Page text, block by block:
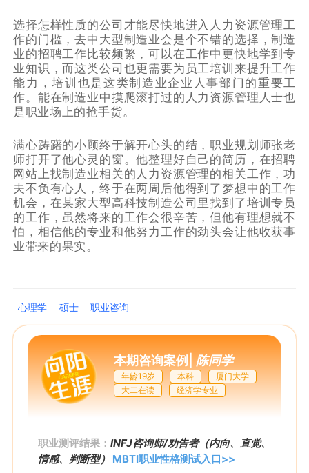
选择怎样性质的公司才能尽快地进入人力资源管理工
作的门槛，去中大型制造业会是个不错的选择，制造
业的招聘工作比较频繁，可以在工作中更快地学到专
业知识，而这类公司也更需要为员工培训来提升工作
能力，培训也是这类制造业企业人事部门的重要工
作。能在制造业中摸爬滚打过的人力资源管理人士也
是职业场上的抢手货。
满心踌躇的小顾终于解开心头的结，职业规划师张老
师打开了他心灵的窗。他整理好自己的简历，在招聘
网站上找制造业相关的人力资源管理的相关工作，功
夫不负有心人，终于在两周后他得到了梦想中的工作
机会，在某家大型高科技制造公司里找到了培训专员
的工作，虽然将来的工作会很辛苦，但他有理想就不
怕，相信他的专业和他努力工作的劲头会让他收获事
业带来的果实。
心理学 硕士 职业咨询
本期咨询案例|陈同学
年龄19岁 本科
厦门大学
大二在读
经济学专业
职业测评结果： INFJ咨询师/劝告者（内向、直觉、
情感、判断型） MBTI职业性格测试入口>>